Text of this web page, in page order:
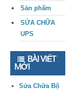
Sản phẩm
SỬA CHỮA
UPS
BÀI VIẾT
MỚI
Sửa Chữa Bộ